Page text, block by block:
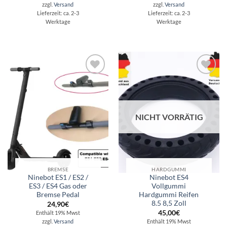
zzgl.Versand
Lieferzeit: ca. 2-3
Werktage
zzgl.Versand
Lieferzeit: ca. 2-3
Werktage
Auf die
Wunschliste
BREMSE
Ninebot ES1 / ES2 /
ES3 / ES4 Gas oder
Bremse Pedal
24,90€
Enthält 19% Mwst
zzgl.Versand
Auf die
Wunschliste
NICHT VORRÄTIG
HARDGUMMI
Ninebot ES4
Vollgummi
Hardgummi Reifen
8.5 8,5 Zoll
45,00€
Enthält 19% Mwst